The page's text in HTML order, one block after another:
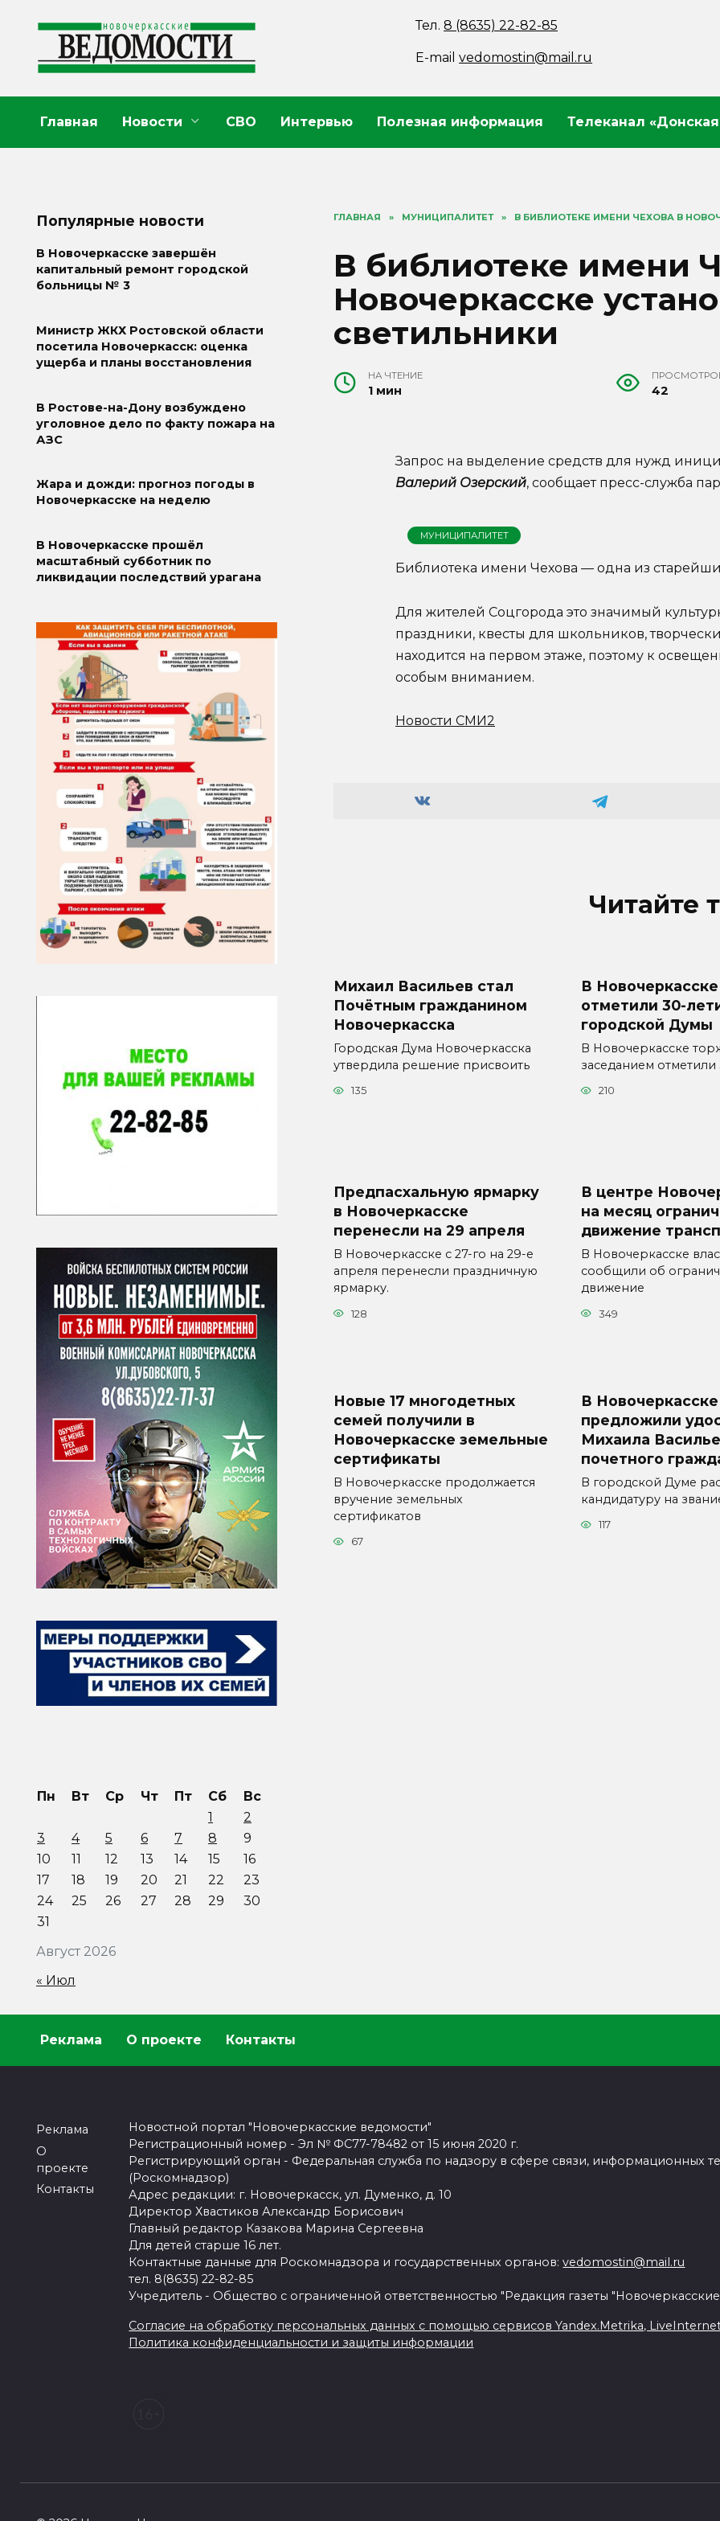
содержанию
Тел.8 (8635) 22-82-85
E-mailvedomostin@mail.ru
Главная Новости СВО Интервью Полезная информация Телеканал
ГЛАВНАЯ » МУНИЦИПАЛИТЕТ » В БИБЛИОТЕКЕ ИМЕНИ ЧЕХОВА В
В библиотеке имени
Новочеркасске
светильники
НА ЧТЕНИЕ
1 мин 42
Запрос на выделение средств для нужд
Валерий Озерский, сообщает пресс-служба
МУНИЦИПАЛИТЕТ
Библиотека имени Чехова — одна из
Для жителей Соцгорода это значимый
праздники, квесты для школьников,
находится на первом этаже, поэтому к
особым вниманием.
Новости СМИ2
Читайте
Михаил Васильев стал
Почётным гражданином
Новочеркасска
Городская Дума Новочеркасска
утвердила решение присвоить
135
В Новочеркасске
отметили 30-
городской Думы
В Новочеркасске
заседанием отметили
210
Предпасхальную ярмарку
в Новочеркасске
перенесли на 29 апреля
В Новочеркасске с 27-го на 29-е
апреля перенесли праздничную
ярмарку.
128
В центре
на месяц
движение
В Новочеркасске
сообщили об
движение
349
Новые 17 многодетных
семей получили в
Новочеркасске земельные
сертификаты
В Новочеркасске продолжается
вручение земельных
сертификатов
67
В Новочеркасске
предложили
Михаила
почетного
В городской Думе
кандидатуру на
117
Популярные новости
В Новочеркасске завершён
капитальный ремонт городской
больницы № 3
Министр ЖКХ Ростовской области
посетила Новочеркасск: оценка
ущерба и планы восстановления
В Ростове-на-Дону возбуждено
уголовное дело по факту пожара на
АЗС
Жара и дожди: прогноз погоды в
Новочеркасске на неделю
В Новочеркасске прошёл
масштабный субботник по
ликвидации последствий урагана
Август 2026
Пн Вт Ср Чт Пт Сб
Вс
1
2
3
4 5 6 7 8
9
10
11 12 13 14 15
16
17
18 19 20 21 22
23
24
25 26 27 28 29
30
31
« Июл
Реклама О проекте Контакты
Реклама
О
проекте
Контакты
Новостной портал "Новочеркасские ведомости"
Регистрационный номер - Эл № ФС77-78482 от 15 июня 2020 г.
Регистрирующий орган - Федеральная служба по надзору в сфере связи, информационных
(Роскомнадзор)
Адрес редакции: г. Новочеркасск, ул. Думенко, д. 10
Директор Хвастиков Александр Борисович
Главный редактор Казакова Марина Сергеевна
Для детей старше 16 лет.
Контактные данные для Роскомнадзора и государственных органов:vedomostin@mail.ru
тел. 8(8635) 22-82-85
Учредитель - Общество с ограниченной ответственностью "Редакция газеты
Согласие на обработку персональных данных с помощью сервисов Yandex.Metrika,
Политика конфиденциальности и защиты информации